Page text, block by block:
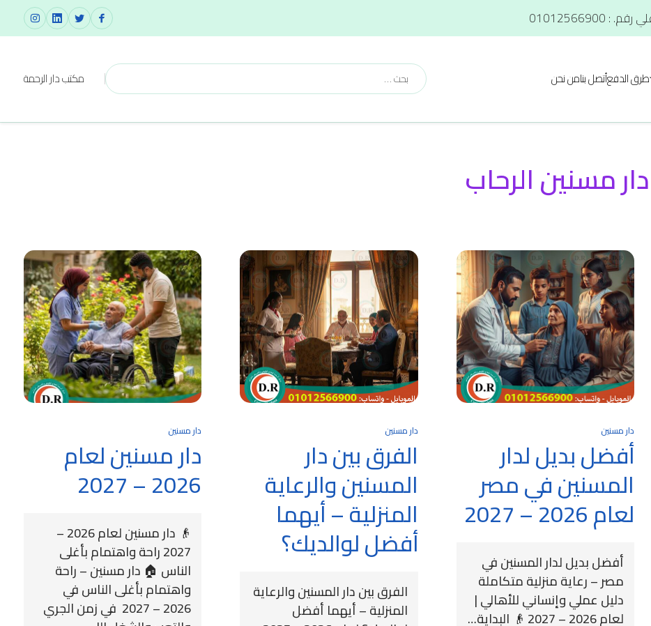
طرق الدفعأتصل بنامن نحن مكتب دار الرحمة
دار مسنين الرحاب
دار مسنين
أفضل بديل لدار
المسنين في مصر
لعام 2026 – 2027
أفضل بديل لدار المسنين في
مصر – رعاية منزلية متكاملة
دليل عملي وإنساني للأهالي |
لعام 2026 – 2027 👴 البداية…
دار مسنين
الفرق بين دار
المسنين والرعاية
المنزلية – أيهما
أفضل لوالديك؟
الفرق بين دار المسنين والرعاية
المنزلية – أيهما أفضل
دار مسنين
دار مسنين لعام
2026 – 2027
👴 دار مسنين لعام 2026 –
2027 راحة واهتمام بأغلى
الناس 🏠 دار مسنين – راحة
واهتمام بأغلى الناس في
2026 – 2027 في زمن الجري